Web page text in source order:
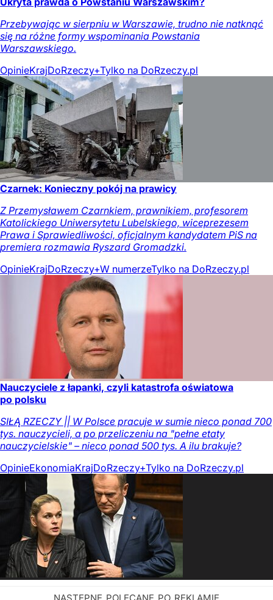
Przebywając w sierpniu w Warszawie, trudno nie natknąć
się na różne formy wspominania Powstania
Warszawskiego.
OpinieKrajDoRzeczy+Tylko na DoRzeczy.pl
Czarnek: Konieczny pokój na prawicy
Z Przemysławem Czarnkiem, prawnikiem, profesorem
Katolickiego Uniwersytetu Lubelskiego, wiceprezesem
Prawa i Sprawiedliwości, oficjalnym kandydatem PiS na
premiera rozmawia Ryszard Gromadzki.
OpinieKrajDoRzeczy+W numerzeTylko na DoRzeczy.pl
Nauczyciele z łapanki, czyli katastrofa oświatowa
po polsku
SIŁĄ RZECZY || W Polsce pracuje w sumie nieco ponad 700
tys. nauczycieli, a po przeliczeniu na "pełne etaty
nauczycielskie" – nieco ponad 500 tys. A ilu brakuje?
OpinieEkonomiaKrajDoRzeczy+Tylko na DoRzeczy.pl